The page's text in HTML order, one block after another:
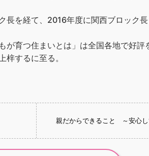
長を経て、2016年度に関西ブロック
が育つ住まいとは」は全国各地で好
するに至る。
親だからできること ～安心し